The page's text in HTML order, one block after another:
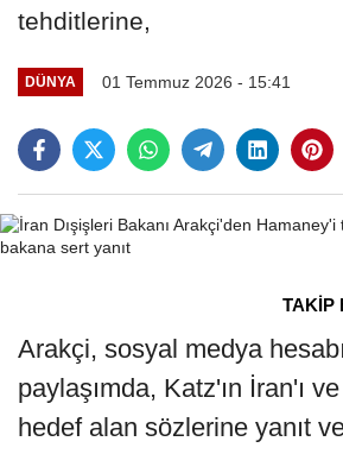
tehditlerine,
DÜNYA 01 Temmuz 2026 - 15:41
TAKİP
Arakçi, sosyal medya
paylaşımda, Katz'ın İran'ı
hedef alan sözlerine yanıt